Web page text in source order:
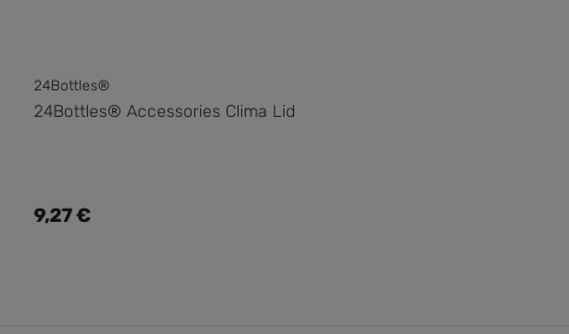
24Bottles®
24Bottles® Accessories Clima Lid
Regulärer Preis:
9,27 €